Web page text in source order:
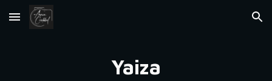
Skip to main content Skip to navigation
Yaiza